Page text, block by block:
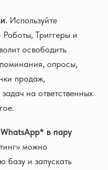
Используйте
Триггеры и
освободить
опросы,
продаж,
на ответственных
в пару
можно
базу и запускать